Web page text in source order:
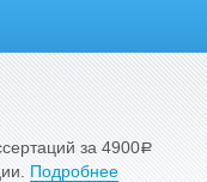
за 4900a
Подробнее